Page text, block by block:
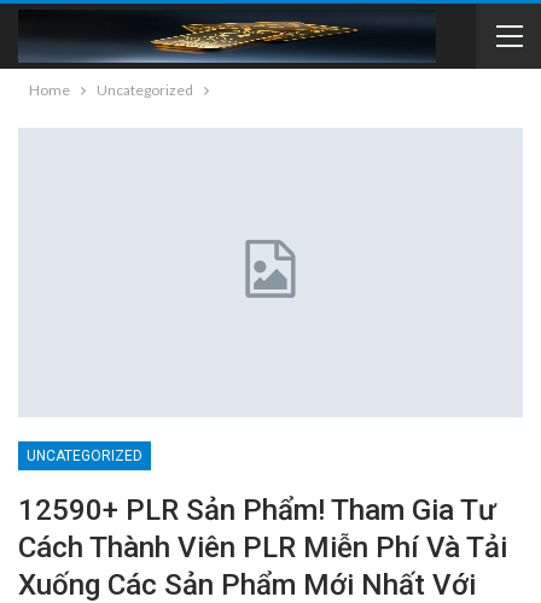
Home Uncategorized
UNCATEGORIZED
12590+ PLR Sản Phẩm! Tham Gia Tư
Cách Thành Viên PLR Miễn Phí Và Tải
Xuống Các Sản Phẩm Mới Nhất Với